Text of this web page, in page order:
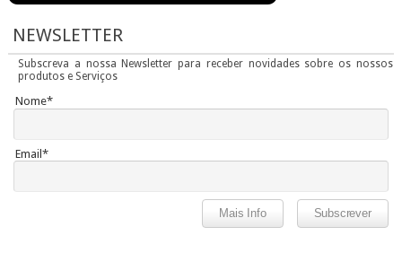
NEWSLETTER
Subscreva a nossa Newsletter para receber novidades sobre os nossos
produtos e Serviços
Nome*
Email*